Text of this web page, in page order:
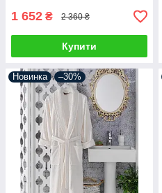
1 652 ₴ 2 360 ₴
Купити
Новинка –30%